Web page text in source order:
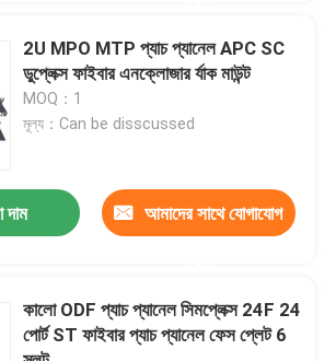
প্যানেল ও আবরণ
বক্স
2U MPO MTP প্যাচ প্যানেল APC SC
ডুপ্লেক্স ফাইবার এনক্লোজার র্যাক মাউন্ট
MOQ：1
মূল্য：Can be disscussed
দাম আমাদের সাথে যোগাযোগ
কালো ODF প্যাচ প্যানেল সিমপ্লেক্স 24F 24
পোর্ট ST ফাইবার প্যাচ প্যানেল ফেস প্লেট 6